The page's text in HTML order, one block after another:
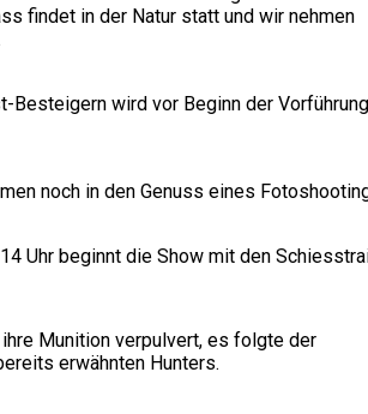
findet in der Natur statt und wir nehmen
Besteigern wird vor Beginn der
noch in den Genuss eines
Uhr beginnt die Show mit den
Munition verpulvert, es folgte der
erwähnten Hunters.